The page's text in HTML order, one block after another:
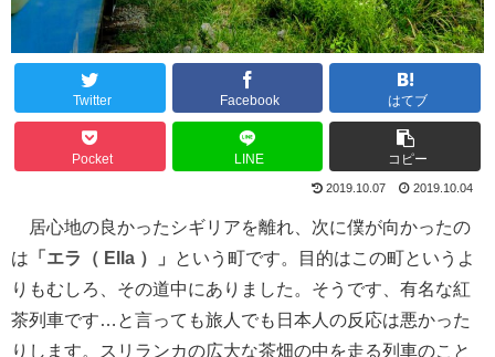
Twitter Facebook はてブ
Pocket LINE コピー
2019.10.07 2019.10.04
居心地の良かったシギリアを離れ、次に僕が向かったの
は 「エラ（ Ella ）」
という町です。目的はこの町というよ
りもむしろ、その道中にありました。そうです、有名な紅
茶列車です…と言っても旅人でも日本人の反応は悪かった
りします。スリランカの広大な茶畑の中を走る列車のこと